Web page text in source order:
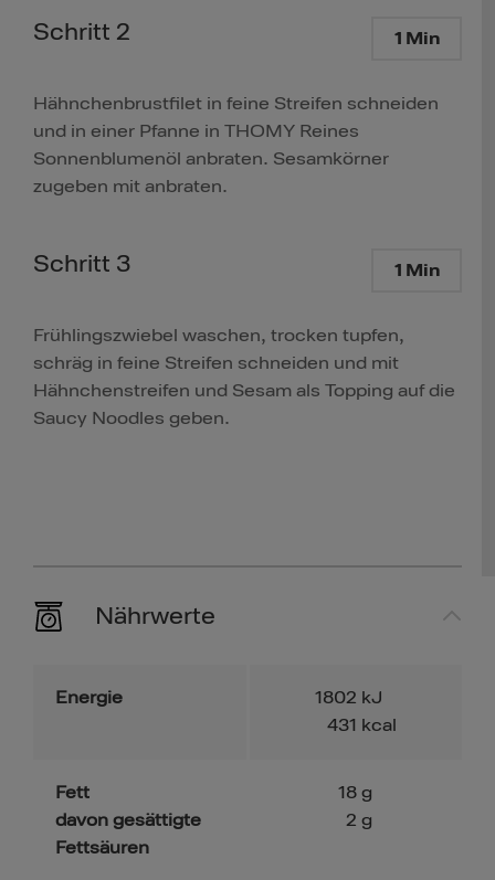
Schritt 2 1 Min
Hähnchenbrustfilet in feine Streifen schneiden
und in einer Pfanne in THOMY Reines
Sonnenblumenöl anbraten. Sesamkörner
zugeben mit anbraten.
Schritt 3 1 Min
Frühlingszwiebel waschen, trocken tupfen,
schräg in feine Streifen schneiden und mit
Hähnchenstreifen und Sesam als Topping auf die
Saucy Noodles geben.
Nährwerte
Energie 1802 kJ
431 kcal
Fett
davon gesättigte
Fettsäuren
18 g
2 g